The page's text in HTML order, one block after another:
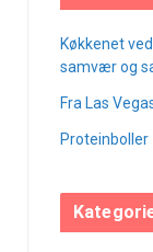
Køkkenet
samvær og
Fra Las
Proteinboller